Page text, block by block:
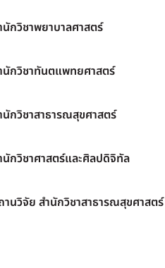
นักวิชาพยาบาลศาสตร์
นักวิชาทันตแพทยศาสตร์
นักวิชาสาธารณสุขศาสตร์
นักวิชาศาสตร์และศิลปดิจิทัล
านวิจัย สำนักวิชาสาธารณสุขศาสตร์